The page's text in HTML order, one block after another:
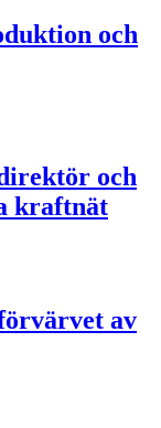
och
och
kraftnät
av